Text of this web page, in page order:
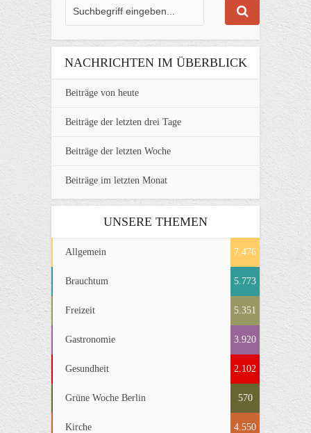
NACHRICHTEN IM ÜBERBLICK
Beiträge von heute
Beiträge der letzten drei Tage
Beiträge der letzten Woche
Beiträge im letzten Monat
UNSERE THEMEN
Allgemein 7.476
Brauchtum 5.773
Freizeit 5.351
Gastronomie 3.920
Gesundheit 2.102
Grüne Woche Berlin 570
Kirche 4.550